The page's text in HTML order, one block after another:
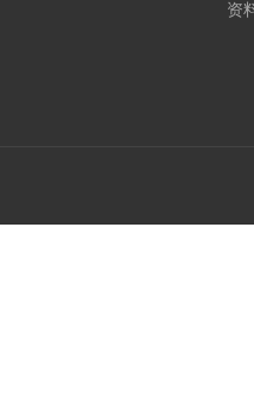
资